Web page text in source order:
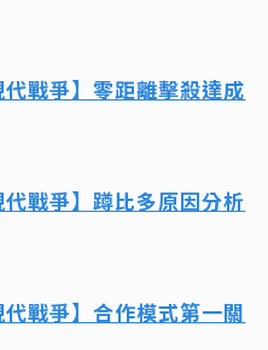
代戰爭】零距離擊殺達成
代戰爭】蹲比多原因分析
代戰爭】合作模式第一關